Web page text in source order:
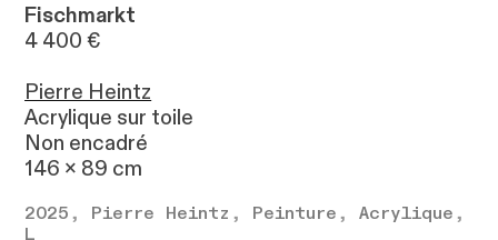
Fischmarkt
4 400 €
Pierre Heintz
Acrylique sur toile
Non encadré
146 x 89 cm
2025, Pierre Heintz , Peinture,Acrylique,
L